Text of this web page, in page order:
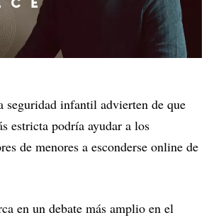
seguridad infantil advierten de que
estricta podría ayudar a los
de menores a esconderse online de
en un debate más amplio en el